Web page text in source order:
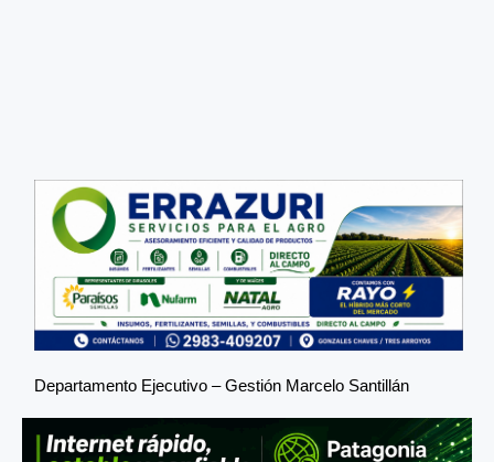
Departamento Ejecutivo – Gestión Marcelo Santillán